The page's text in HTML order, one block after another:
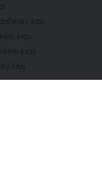
kraj
kraji
kraji
kraj